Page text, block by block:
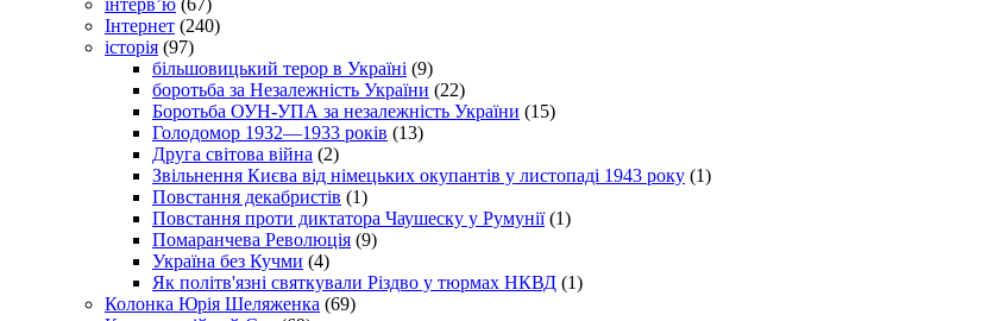
Інтернет (240)
історія (97)
більшовицький терор в Україні (9)
боротьба за Незалежність України (22)
Боротьба ОУН-УПА за незалежність України (15)
Голодомор 1932—1933 років (13)
Друга світова війна (2)
Звільнення Києва від німецьких окупантів у листопаді 1943 року (1)
Повстання декабристів (1)
Повстання проти диктатора Чаушеску у Румунії(1)
Помаранчева Революція (9)
Україна без Кучми (4)
Як політв'язні святкували Різдво у тюрмах НКВД (1)
Колонка Юрія Шеляженка (69)